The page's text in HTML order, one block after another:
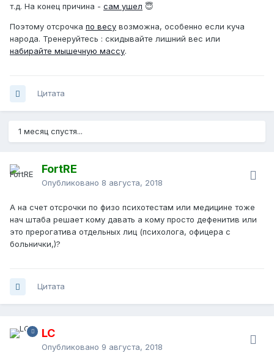
т.д. На конец причина - сам ушел 😇
Поэтому отсрочка по весу возможна, особенно если куча
народа. Тренеруйтесь : скидывайте лишний вес или
набирайте мышечную массу.
Цитата
1 месяц спустя...
FortRE
Опубликовано 8 августа, 2018
А на счет отсрочки по физо психотестам или медицине тоже
нач штаба решает кому давать а кому просто дефенитив или
это прерогатива отдельных лиц (психолога, офицера с
больнички,)?
Цитата
LC
Опубликовано 9 августа, 2018